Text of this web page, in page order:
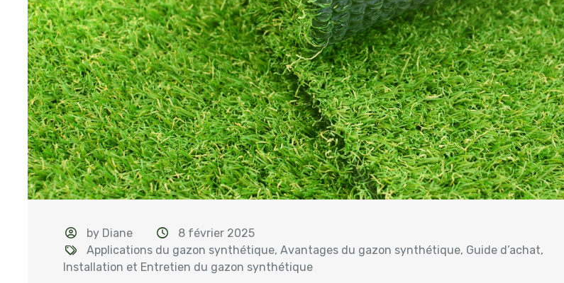
by Diane
8 février 2025
Applications du gazon synthétique,Avantages du gazon synthétique, Guide d’achat,
Installation et Entretien du gazon synthétique